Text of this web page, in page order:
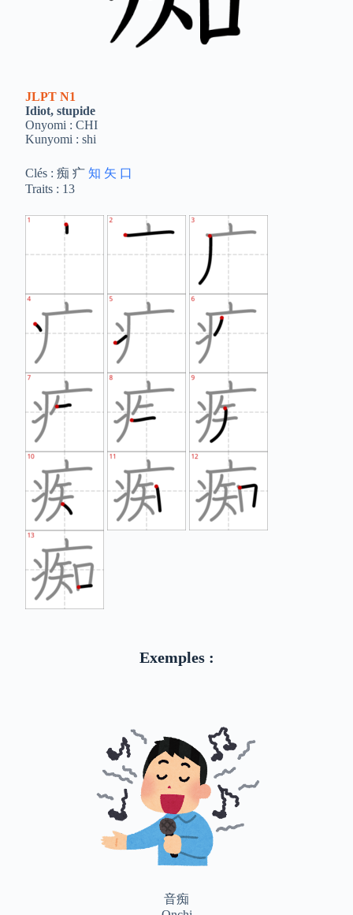
JLPT N1
Idiot, stupide
Onyomi : CHI
Kunyomi : shi
Clés : 痴 疒知 矢 口
Traits : 13
Exemples :
音痴